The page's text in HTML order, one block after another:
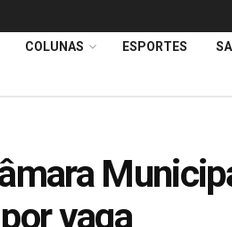
COLUNAS ESPORTES
vaga